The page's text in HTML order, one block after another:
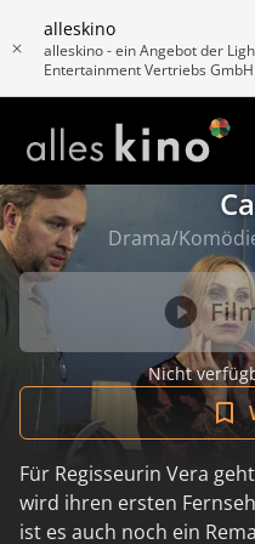
alleskino
alleskino - ein Angebot der
Entertainment Vertriebs GmbH
Drama/
Nicht
Für Regisseurin Vera
wird ihren ersten
ist es auch noch ein